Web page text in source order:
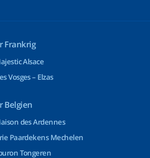
Frankrig
Alsace
Vosges – Elzas
Belgien
des Ardennes
Paardekens Mechelen
Tongeren